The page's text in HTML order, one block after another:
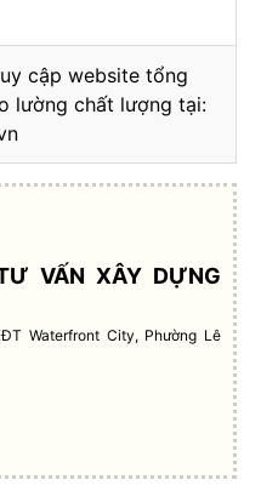
cập website tổng
lường chất lượng tại:
VẤN XÂY DỰNG
Waterfront City, Phường Lê